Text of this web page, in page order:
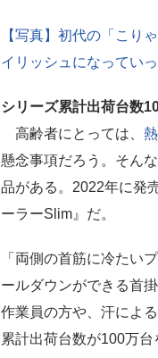
【写真】初代の「こり
イリッシュになってい
シリーズ累計出荷台数
高齢者にとっては、
懸念事項だろう。そん
品がある。2022年に発
ーラーSlim』だ。
「両側の首筋に冷たい
ールダウンができる首
作業員の方や、汗によ
累計出荷台数が100万台